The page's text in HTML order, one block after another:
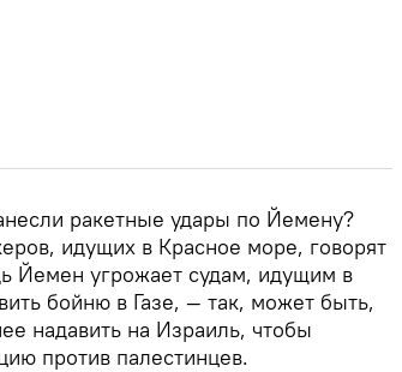
ракетные удары по Йемену?
идущих в Красное море, говорят
Йемен угрожает судам, идущим в
бойню в Газе, — так, может быть,
надавить на Израиль, чтобы
против палестинцев.